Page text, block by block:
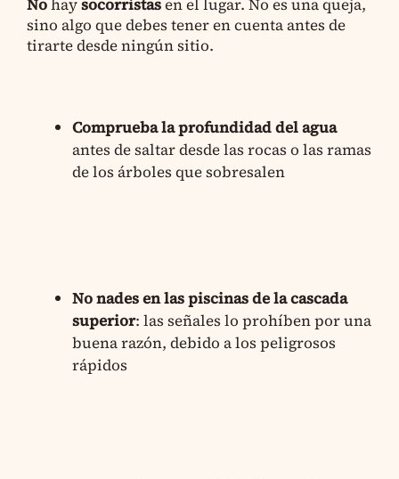
Nohaysocorristasen el lugar. No es una queja,
sino algo que debes tener en cuenta antes de
tirarte desde ningún sitio.
Comprueba la profundidad del agua
antes de saltar desde las rocas o las ramas
de los árboles que sobresalen
No nades en las piscinas de la cascada
superior: las señales lo prohíben por una
buena razón, debido a los peligrosos
rápidos